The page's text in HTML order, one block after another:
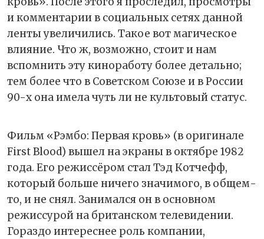
и комментарии в социальных сетях данной
ленты увеличились. Такое вот магическое
влияние. Что ж, возможно, стоит и нам
вспомнить эту киноработу более детально;
тем более что в Советском Союзе и в России
90-х она имела чуть ли не культовый статус.
Фильм «Рэмбо: Первая кровь» (в оригинале
First Blood) вышел на экраны в октябре 1982
года. Его режиссёром стал Тэд Котчефф,
который больше ничего значимого, в общем-
то, и не снял. Занимался он в основном
режиссурой на британском телевидении.
Гораздо интереснее роль компании,